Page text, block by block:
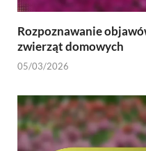
Rozpoznawanie
zwierząt domowych
05/03/2026